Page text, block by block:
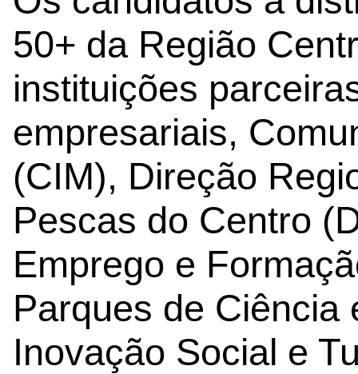
50+ da Região
instituições
empresariais,
(CIM), Direção
Pescas do Centro
Emprego e
Parques de Ciência
Inovação Social e